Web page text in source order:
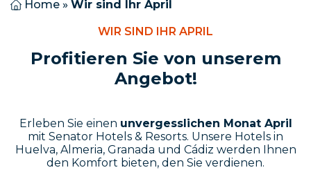
Home » Wir sind Ihr April
WIR SIND IHR APRIL
Profitieren Sie von unserem
Angebot!
Erleben Sie einen unvergesslichen Monat April
mit Senator Hotels & Resorts. Unsere Hotels in
Huelva, Almeria, Granada und Cádiz werden Ihnen
den Komfort bieten, den Sie verdienen.